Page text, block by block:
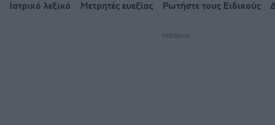
Ιατρικό λεξικό Μετρητές ευεξίας Ρωτήστε τους Ειδικούς